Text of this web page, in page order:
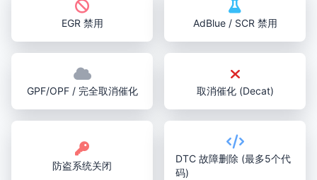
EGR 禁用 AdBlue / SCR 禁用
GPF/OPF / 完全取消催化 取消催化 (Decat)
防盗系统关闭
DTC 故障删除 (最多5个代
码)